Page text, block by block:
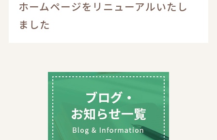
ホームページをリニューアルいたし
ました